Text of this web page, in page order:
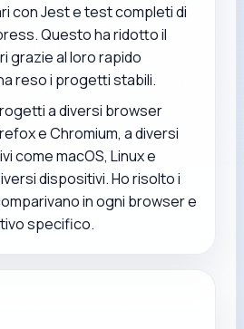
con Jest e test completi di
Questo ha ridotto il
grazie al loro rapido
reso i progetti stabili.
a diversi browser
e Chromium, a diversi
come macOS, Linux e
dispositivi. Ho risolto i
in ogni browser e
specifico.